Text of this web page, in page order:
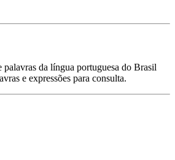
palavras da língua portuguesa do Brasil
e expressões para consulta.